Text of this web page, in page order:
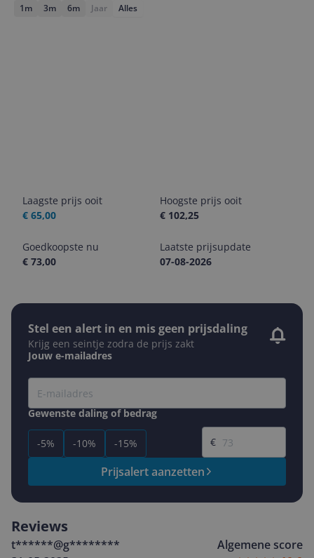
1m 3m 6m Jaar Alles
Laagste prijs ooit
€ 65,00
Hoogste prijs ooit
€ 102,25
Goedkoopste nu
€ 73,00
Laatste prijsupdate
07-08-2026
Stel een alert in en mis geen prijsdaling
Krijg een seintje zodra de prijs zakt
Jouw e-mailadres
Gewenste daling of bedrag
-5% -10% -15%
Gewenste prijs
€
Prijsalert aanzetten
Reviews
t******@g********
Algemene score